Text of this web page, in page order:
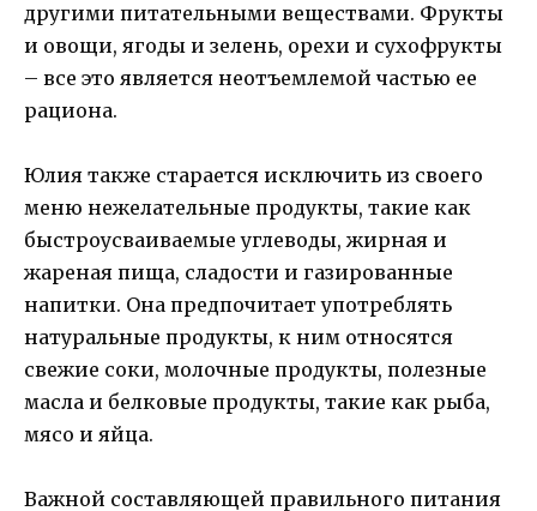
другими питательными веществами. Фрукты
и овощи, ягоды и зелень, орехи и сухофрукты
– все это является неотъемлемой частью ее
рациона.
Юлия также старается исключить из своего
меню нежелательные продукты, такие как
быстроусваиваемые углеводы, жирная и
жареная пища, сладости и газированные
напитки. Она предпочитает употреблять
натуральные продукты, к ним относятся
свежие соки, молочные продукты, полезные
масла и белковые продукты, такие как рыба,
мясо и яйца.
Важной составляющей правильного питания